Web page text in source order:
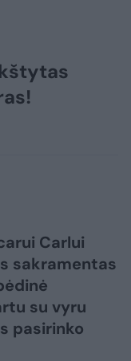
Carlui
sakramentas
su vyru
pasirinko